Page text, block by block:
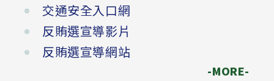
交通安全入口網
反賄選宣導影片
反賄選宣導網站
-MORE-